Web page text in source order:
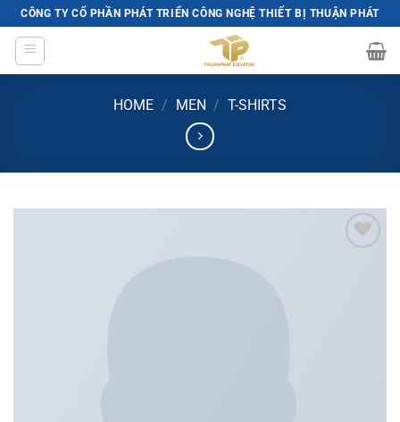
Skip
to
content
CÔNG TY CỔ PHẦN PHÁT TRIỂN CÔNG NGHỆ THIẾT BỊ THUẬN PHÁT
HOME / MEN / T-SHIRTS